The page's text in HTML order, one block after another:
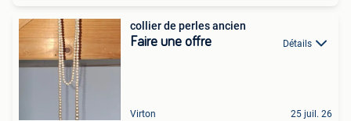
collier de perles ancien
Faire une offre Détails
Virton 25 juil. 26